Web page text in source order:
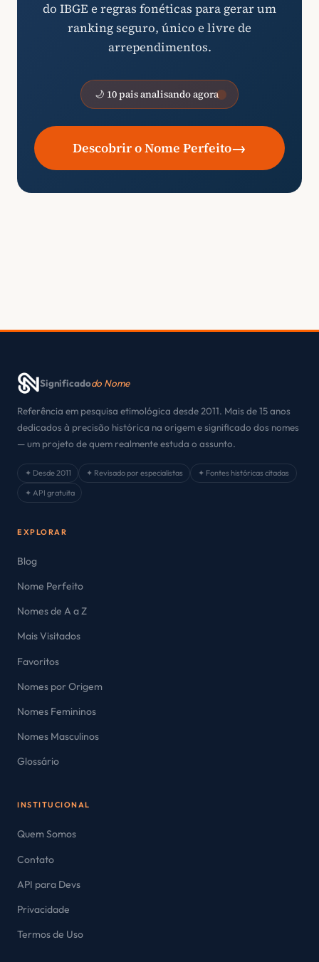
do IBGE e regras fonéticas para gerar um
ranking seguro, único e livre de
arrependimentos.
🌙 10 pais analisando agora
Descobrir o Nome Perfeito→
Significadodo Nome
Referência em pesquisa etimológica desde 2011. Mais de 15 anos
dedicados à precisão histórica na origem e significado dos nomes
— um projeto de quem realmente estuda o assunto.
✦ Desde 2011 ✦ Revisado por especialistas
✦ Fontes históricas citadas
✦ API gratuita
EXPLORAR
Blog
Nome Perfeito
Nomes de A a Z
Mais Visitados
Favoritos
Nomes por Origem
Nomes Femininos
Nomes Masculinos
Glossário
INSTITUCIONAL
Quem Somos
Contato
API para Devs
Privacidade
Termos de Uso